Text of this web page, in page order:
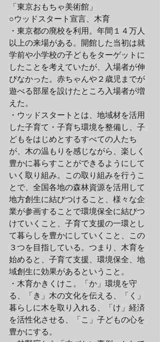
「東京おもちゃ美術館」
○ウッドスタート宣言、木育
・東京都の廃校を利用。年間１４万人
以上の来場がある。開館した当初は就
学前や小学校の子どもをターゲットに
したことを考えていたが、入場者が伸
びなかった。赤ちゃんや２歳児までが
遊べる部屋を設けたところ入場者が増
えた。
・ウッドスタートとは、地域材を活用
した子育て・子育ち環境を整備し、子
どもをはじめとするすべての人たち
が、木の温もりを感じながら、楽しく
豊かに暮らすことができるようにして
いく取り組み。この取り組みを行うこ
とで、全国各地の森林資源を活用して
地方創生に結びつけること、様々な企
業が参画することで環境保全に結びつ
けていくこと、子育て支援の一環とし
て暮らしを豊かにしていくこと、この
３つを目指している。つまり、木育を
始めると、子育て支援、環境保全、地
域創生に効果があるということ。
・木育かきくけこ。「か」環境を守
る、「き」木の文化を伝える、「く」
暮らしに木を取り入れる、「け」経済
を活性化させる、「こ」子どもの心を
豊かにする。